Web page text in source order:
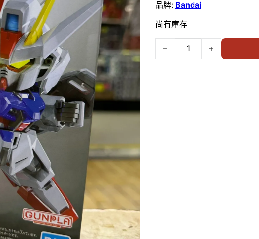
品牌: Bandai
尚有庫存
BANDAI SDEX 002 AILE